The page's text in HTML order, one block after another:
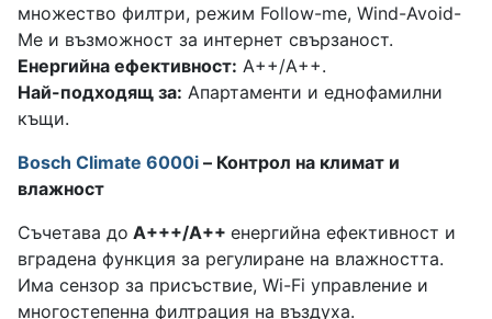
множество филтри, режим Follow-me, Wind-Avoid-
Me и възможност за интернет свързаност.
Енергийна ефективност: A++/A++.
Най-подходящ за: Апартаменти и еднофамилни
къщи.
Bosch Climate 6000i – Контрол на климат и
влажност
Съчетава до A+++/А++ енергийна ефективност и
вградена функция за регулиране на влажността.
Има сензор за присъствие, Wi-Fi управление и
многостепенна филтрация на въздуха.